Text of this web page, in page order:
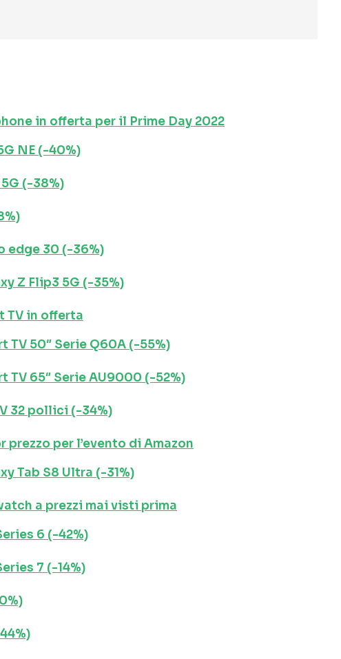
in offerta per il Prime Day 2022
NE (-40%)
5G (-38%)
edge 30 (-36%)
Z Flip3 5G (-35%)
TV in offerta
TV 50″ Serie Q60A (-55%)
TV 65″ Serie AU9000 (-52%)
32 pollici (-34%)
per l’evento di Amazon
Tab S8 Ultra (-31%)
a prezzi mai visti prima
6 (-42%)
7 (-14%)